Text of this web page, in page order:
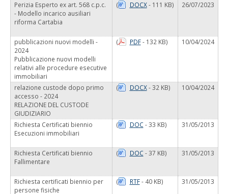
Perizia Esperto ex art. 568 c.p.c.
- Modello incarico ausiliari
riforma Cartabia
( DOCX- 111 KB) 26/07/2023
pubblicazioni nuovi modelli -
2024
Pubblicazione nuovi modelli
relativi alle procedure esecutive
immobiliari
( PDF- 132 KB) 10/04/2024
relazione custode dopo primo
accesso - 2024
RELAZIONE DEL CUSTODE
GIUDIZIARIO
( DOCX- 32 KB) 10/04/2024
Richiesta Certificati biennio
Esecuzioni immobiliari
( DOC- 33 KB) 31/05/2013
Richiesta Certificati biennio
Fallimentare
( DOC- 37 KB) 31/05/2013
Richiesta certificati biennio per
persone fisiche
( RTF- 40 KB) 31/05/2013